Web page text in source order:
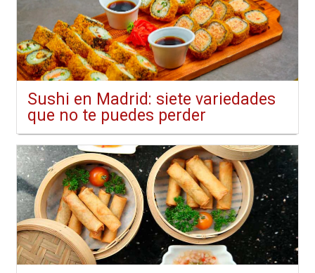
Sushi en Madrid: siete variedades
que no te puedes perder